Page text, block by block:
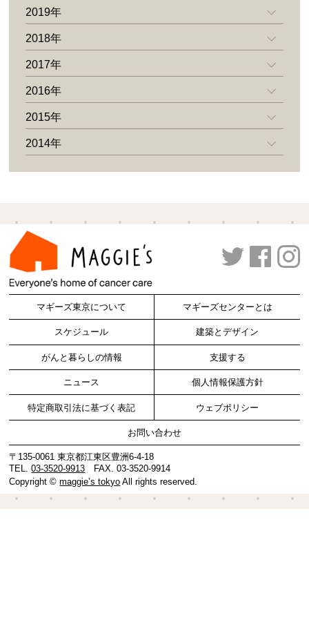
2019年
2018年
2017年
2016年
2015年
2014年
マギーズ東京について マギーズセンターとは
スケジュール 建築とデザイン
がんと暮らしの情報 支援する
ニュース 個人情報保護方針
特定商取引法に基づく表記 ウェブポリシー
お問い合わせ
〒135-0061 東京都江東区豊洲6-4-18
TEL.03-3520-9913 FAX. 03-3520-9914
Copyright ©maggie’s tokyo All rights reserved.